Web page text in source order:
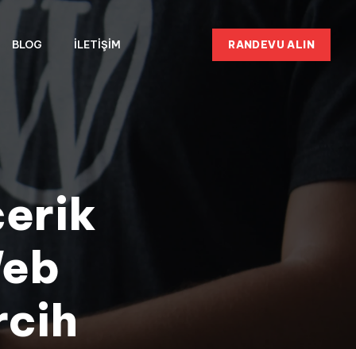
BLOG İLETIŞIM RANDEVU ALIN